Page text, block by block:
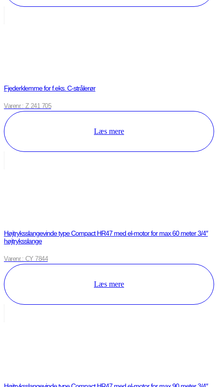
Fjederklemme for f.eks. C-strålerør
Varenr.: Z 241 705
Læs mere
Højtryksslangevinde type Compact HR47 med el-motor for max 60 meter 3/4″
højtryksslange
Varenr.: CY 7844
Læs mere